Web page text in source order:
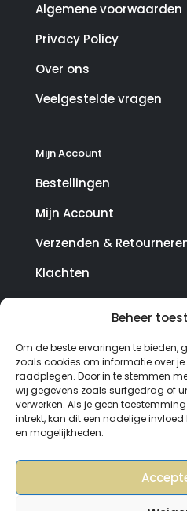
Beheer
Om de beste ervaringen te bieden,
zoals cookies om informatie over
raadplegen. Door in te stemmen
wij gegevens zoals surfgedrag of
verwerken. Als je geen
intrekt, kan dit een nadelige
en mogelijkheden.
Algemene voorwaarden
Privacy Policy
Over ons
Veelgestelde vragen
Mijn Account
Bestellingen
Mijn Account
Verzenden &
Klachten
© Copyright
van